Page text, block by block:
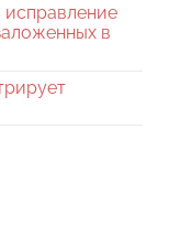
исправление
в